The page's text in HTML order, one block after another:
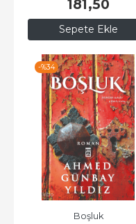
Sepete Ekle
181,50
-%34
Boşluk